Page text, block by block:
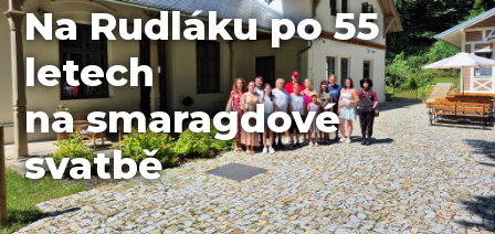
Na Rudláku po 55
letech
na smaragdové
svatbě